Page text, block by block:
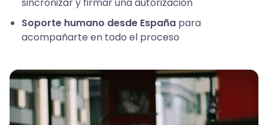
Soporte humano desde España para
acompañarte en todo el proceso